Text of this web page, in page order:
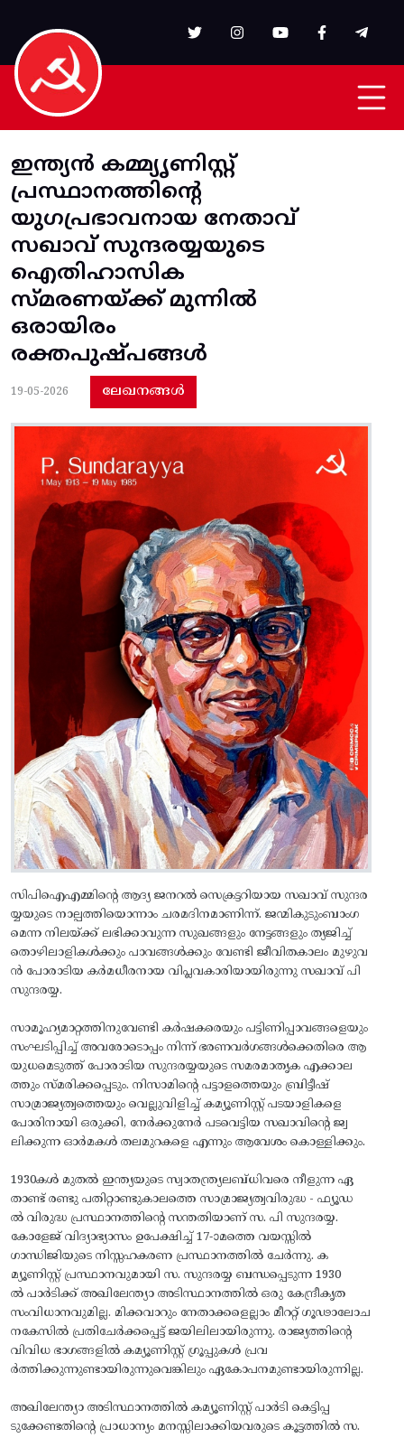
ഇന്ത്യന്‍ കമ്മ്യൃണിസ്റ്റ്
പ്രസ്ഥാനത്തിന്‍റെ
യുഗപ്രഭാവനായ നേതാവ്
സഖാവ് സുന്ദരയ്യയുടെ
ഐതിഹാസിക
സ്മരണയ്ക്ക് മുന്നില്‍
ഒരായിരം
രക്തപുഷ്പങ്ങള്‍
19-05-2026 ലേഖനങ്ങൾ
സിപിഐഎമ്മിന്റെ ആദ്യ ജനറൽ സെക്രട്ടറിയായ സഖാവ് സുന്ദര
യ്യയുടെ നാല്പത്തിയൊന്നാം ചരമദിനമാണിന്ന്. ജന്മികുടുംബാംഗ
മെന്ന നിലയ്ക്ക് ലഭിക്കാവുന്ന സുഖങ്ങളും നേട്ടങ്ങളും ത്യജിച്ച്
തൊഴിലാളികള്‍ക്കും പാവങ്ങള്‍ക്കും വേണ്ടി ജീവിതകാലം മുഴുവ
ന്‍ പോരാടിയ കര്‍മധീരനായ വിപ്ലവകാരിയായിരുന്നു സഖാവ് പി
സുന്ദരയ്യ.
സാമൂഹ്യമാറ്റത്തിനുവേണ്ടി കര്‍ഷകരെയും പട്ടിണിപ്പാവങ്ങളെയും
സംഘടിപ്പിച്ച് അവരോടൊപ്പം നിന്ന് ഭരണവര്‍ഗങ്ങള്‍ക്കെതിരെ ആ
യുധമെടുത്ത് പോരാടിയ സുന്ദരയ്യയുടെ സമരമാതൃക എക്കാല
ത്തും സ്മരിക്കപ്പെടും. നിസാമിന്റെ പട്ടാളത്തെയും ബ്രിട്ടീഷ്
സാമ്രാജ്യത്വത്തെയും വെല്ലുവിളിച്ച് കമ്യൂണിസ്റ്റ് പടയാളികളെ
പോരിനായി ഒരുക്കി, നേര്‍ക്കുനേര്‍ പടവെട്ടിയ സഖാവിന്റെ ജ്വ
ലിക്കുന്ന ഓര്‍മകള്‍ തലമുറകളെ എന്നും ആവേശം കൊള്ളിക്കും.
1930കള്‍ മുതല്‍ ഇന്ത്യയുടെ സ്വാതന്ത്ര്യലബ്ധിവരെ നീളുന്ന ഏ
താണ്ട് രണ്ടു പതിറ്റാണ്ടുകാലത്തെ സാമ്രാജ്യത്വവിരുദ്ധ - ഫ്യൂഡ
ല്‍ വിരുദ്ധ പ്രസ്ഥാനത്തിന്റെ സന്തതിയാണ് സ. പി സുന്ദരയ്യ.
കോളേജ് വിദ്യാഭ്യാസം ഉപേക്ഷിച്ച് 17-ാമത്തെ വയസ്സിൽ
ഗാന്ധിജിയുടെ നിസ്സഹകരണ പ്രസ്ഥാനത്തിൽ ചേർന്നു. ക
മ്യൂണിസ്റ്റ് പ്രസ്ഥാനവുമായി സ. സുന്ദരയ്യ ബന്ധപ്പെടുന്ന 1930
ല്‍ പാര്‍ടിക്ക് അഖിലേന്ത്യാ അടിസ്ഥാനത്തില്‍ ഒരു കേന്ദ്രീകൃത
സംവിധാനവുമില്ല. മിക്കവാറും നേതാക്കളെല്ലാം മീററ്റ് ഗൂഢാലോച
നകേസില്‍ പ്രതിചേര്‍ക്കപ്പെട്ട് ജയിലിലായിരുന്നു. രാജ്യത്തിന്റെ
വിവിധ ഭാഗങ്ങളില്‍ കമ്യൂണിസ്റ്റ് ഗ്രൂപ്പുകള്‍ പ്രവ
ര്‍ത്തിക്കുന്നുണ്ടായിരുന്നുവെങ്കിലും ഏകോപനമുണ്ടായിരുന്നില്ല.
അഖിലേന്ത്യാ അടിസ്ഥാനത്തില്‍ കമ്യൂണിസ്റ്റ് പാര്‍ടി കെട്ടിപ്പ
ടുക്കേണ്ടതിന്റെ പ്രാധാന്യം മനസ്സിലാക്കിയവരുടെ കൂട്ടത്തില്‍ സ.